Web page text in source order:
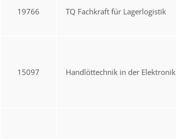
19766 TQ Fachkraft für Lagerlogistik
15097 Handlöttechnik in der Elektronik